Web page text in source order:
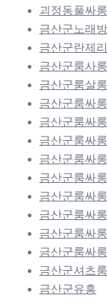
괴정동풀싸롱
금산군노래방
금산군란제
금산군룸사롱
금산군룸살롱
금산군룸싸롱
금산군룸싸
금산군룸싸
금산군룸싸
금산군룸싸
금산군룸싸롱
금산군룸싸
금산군룸싸
금산군룸싸롱
금산군셔츠룸
금산군유흥